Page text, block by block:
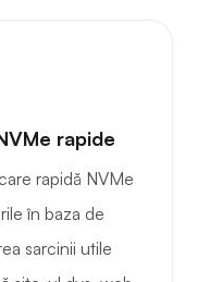
rapide
rapidă NVMe
în baza de
sarcinii utile